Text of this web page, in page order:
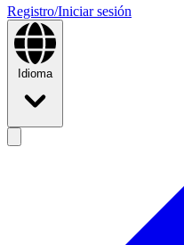
Registro/Iniciar sesión
Idioma